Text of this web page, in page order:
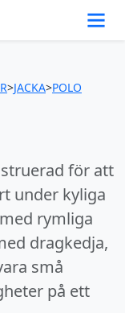
>JACKA>POLO
för att
under kyliga
rymliga
dragkedja,
små
på ett